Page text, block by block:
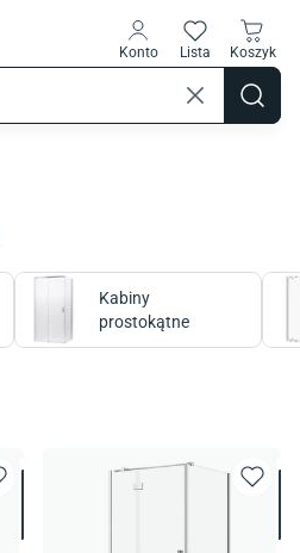
Konto Lista Koszyk
Kabiny
prostokątne